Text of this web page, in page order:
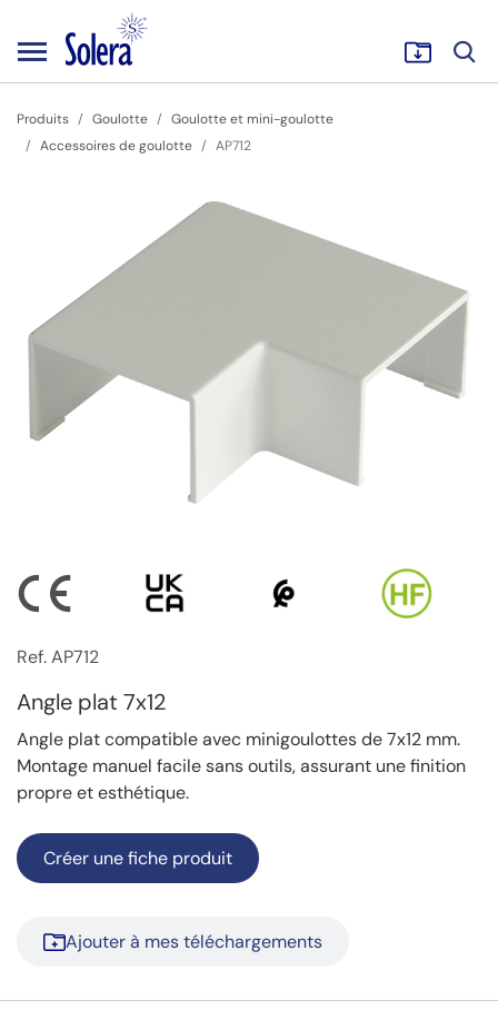
Produits Goulotte
Goulotte et mini-goulotte
Accessoires de goulotte
AP712
Ref. AP712
Angle plat 7x12
Angle plat compatible avec minigoulottes de 7x12 mm.
Montage manuel facile sans outils, assurant une finition
propre et esthétique.
Créer une fiche produit
Ajouter à mes téléchargements